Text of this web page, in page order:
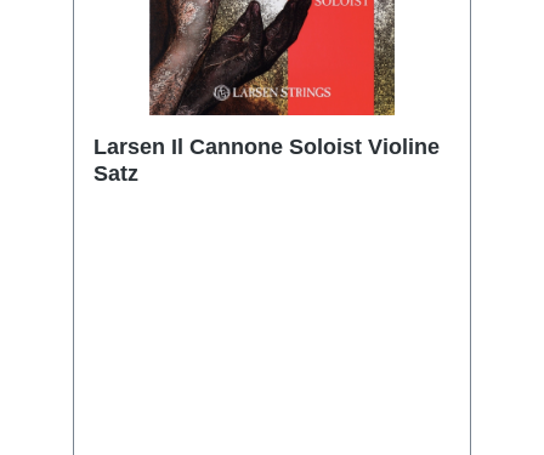
Larsen Il Cannone Soloist Violine
Satz